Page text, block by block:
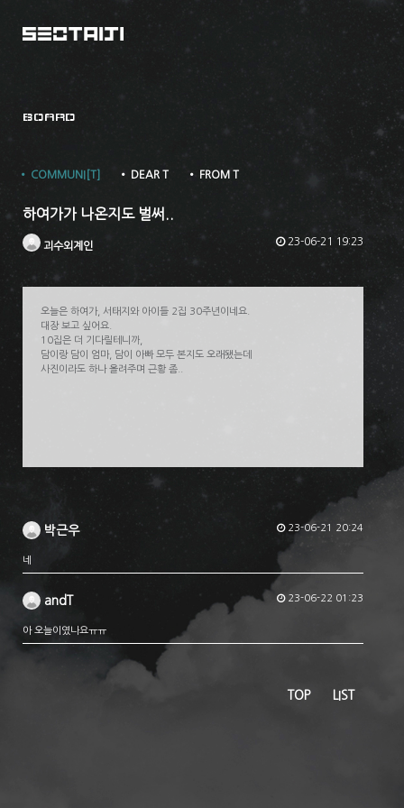
BOARD
• COMMUNI[T] • DEAR T • FROM T
하여가가 나온지도 벌써..
괴수외계인 23-06-21 19:23
오늘은 하여가, 서태지와 아이들 2집 30주년이네요.
대장 보고 싶어요.
10집은 더 기다릴테니까,
담이랑 담이 엄마, 담이 아빠 모두 본지도 오래됐는데
사진이라도 하나 올려주며 근황 좀..
박근우 23-06-21 20:24
네
andT 23-06-22 01:23
아 오늘이였나요ㅠㅠ
TOP LIST